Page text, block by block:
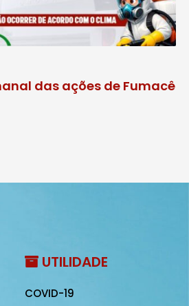
das ações de Fumacê
UTILIDADE
COVID-19